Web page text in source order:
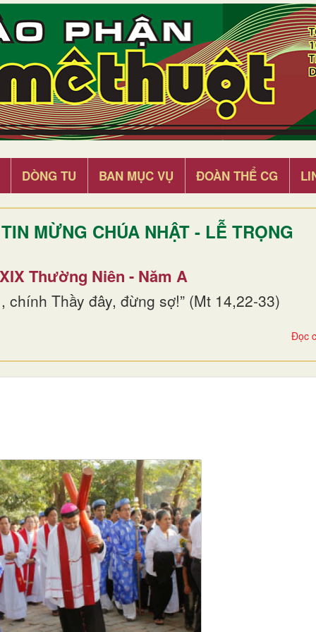
DÒNG TU BAN MỤC VỤ ĐOÀN THỂ CG
TIN MỪNG CHÚA NHẬT - LỄ TRỌNG
Thường Niên - Năm A
chính Thầy đây, đừng sợ!” (Mt 14,22-33)
Đọc